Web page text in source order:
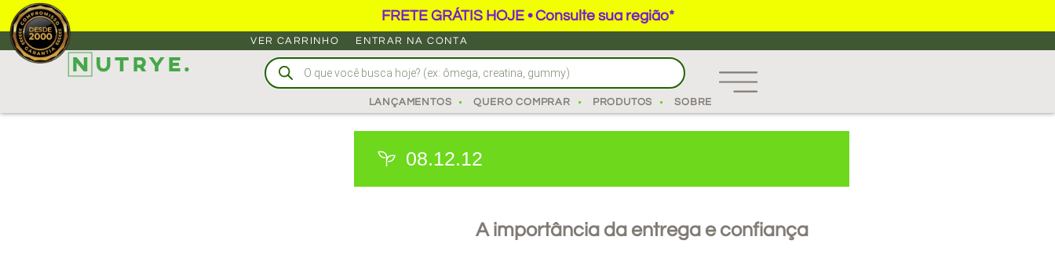
FRETE GRÁTIS HOJE • Consulte sua região*
VER CARRINHO ENTRAR NA CONTA
LANÇAMENTOS QUERO COMPRAR PRODUTOS SOBRE
08.12.12
A importância da entrega e confiança